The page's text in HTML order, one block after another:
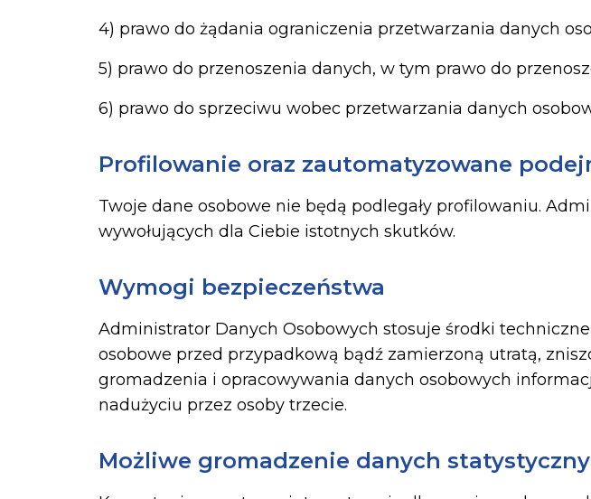
4) prawo do żądania ograniczenia przetwarzania danych
5) prawo do przenoszenia danych, w tym prawo do
6) prawo do sprzeciwu wobec przetwarzania danych
Profilowanie oraz zautomatyzowane
Twoje dane osobowe nie będą podlegały profilowaniu.
wywołujących dla Ciebie istotnych skutków.
Wymogi bezpieczeństwa
Administrator Danych Osobowych stosuje środki
osobowe przed przypadkową bądź zamierzoną utratą,
gromadzenia i opracowywania danych osobowych
nadużyciu przez osoby trzecie.
Możliwe gromadzenie danych